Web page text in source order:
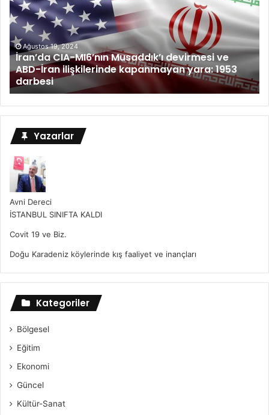
Ağustos 19, 2024
İran’da CIA-MI6’nın Musaddık’ı devirmesi ve
ABD-İran ilişkilerinde kapanmayan yara: 1953
darbesi
Yazarlar
Avni Dereci
İSTANBUL SINIFTA KALDI
Covit 19 ve Biz.
Doğu Karadeniz köylerinde kış faaliyet ve inançları
Kategoriler
Bölgesel
Eğitim
Ekonomi
Güncel
Kültür-Sanat